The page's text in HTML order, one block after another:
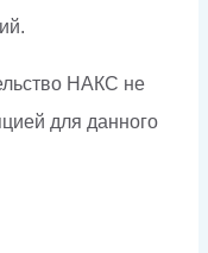
НАКС не
для данного